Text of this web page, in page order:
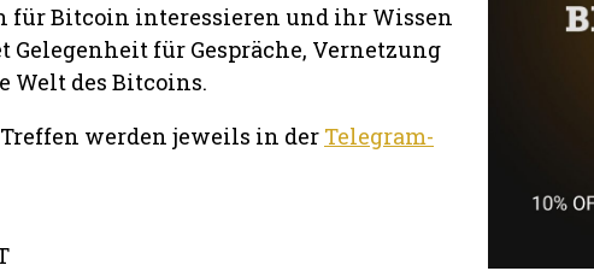
für Bitcoin interessieren und ihr Wissen
Gelegenheit für Gespräche, Vernetzung
Welt des Bitcoins.
werden jeweils in der Telegram-